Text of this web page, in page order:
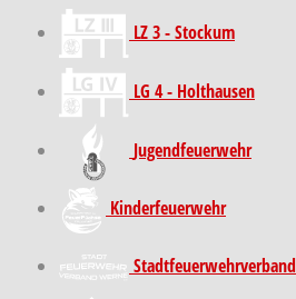
LZ 3 - Stockum
LG 4 - Holthausen
Jugendfeuerwehr
Kinder­feuer­wehr
Stadt­feuer­wehr­verband